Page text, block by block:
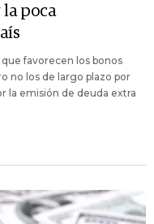
la poca
favorecen los bonos
no los de largo plazo por
la emisión de deuda extra